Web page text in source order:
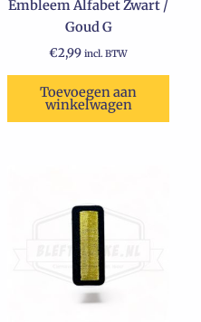
Embleem Alfabet Zwart /
Goud G
€2,99 incl. BTW
Toevoegen aan
winkelwagen